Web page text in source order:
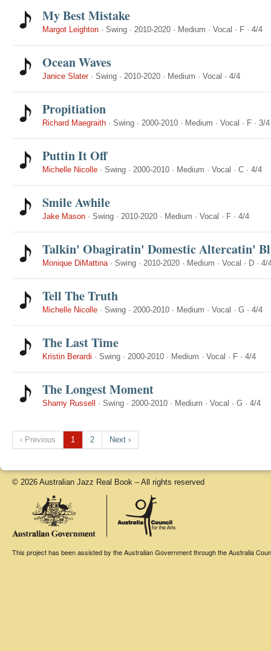
My Best Mistake
Margot Leighton · Swing · 2010-2020 · Medium · Vocal · F · 4/4
Ocean Waves
Janice Slater· Swing · 2010-2020 · Medium · Vocal · 4/4
Propitiation
Richard Maegraith · Swing · 2000-2010 · Medium · Vocal · F · 3/4
Puttin It Off
Michelle Nicolle · Swing · 2000-2010 · Medium · Vocal · C · 4/4
Smile Awhile
Jake Mason · Swing · 2010-2020 · Medium · Vocal · F · 4/4
Talkin' Obagiratin' Domestic Altercatin'
Monique DiMattina· Swing · 2010-2020 · Medium · Vocal · D · 4/
Tell The Truth
Michelle Nicolle · Swing · 2000-2010 · Medium · Vocal · G · 4/4
The Last Time
Kristin Berardi · Swing · 2000-2010 · Medium · Vocal · F · 4/4
The Longest Moment
Sharny Russell · Swing · 2000-2010 · Medium · Vocal · G · 4/4
‹ Previous 1 2 Next ›
© 2026 Australian Jazz Real Book – All rights reserved
This project has been assisted by the Australian Government through the Australia